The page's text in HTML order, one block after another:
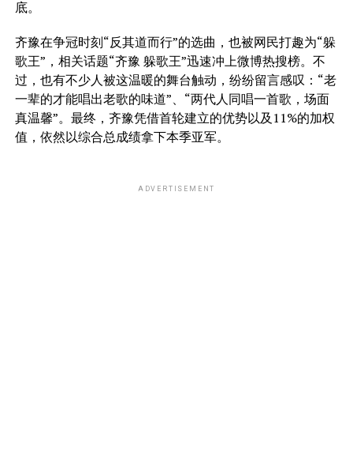
底。
齐豫在争冠时刻“反其道而行”的选曲，也被网民打趣为“躲
歌王”，相关话题“齐豫 躲歌王”迅速冲上微博热搜榜。不
过，也有不少人被这温暖的舞台触动，纷纷留言感叹：“老
一辈的才能唱出老歌的味道”、“两代人同唱一首歌，场面
真温馨”。最终，齐豫凭借首轮建立的优势以及11%的加权
值，依然以综合总成绩拿下本季亚军。
ADVERTISEMENT